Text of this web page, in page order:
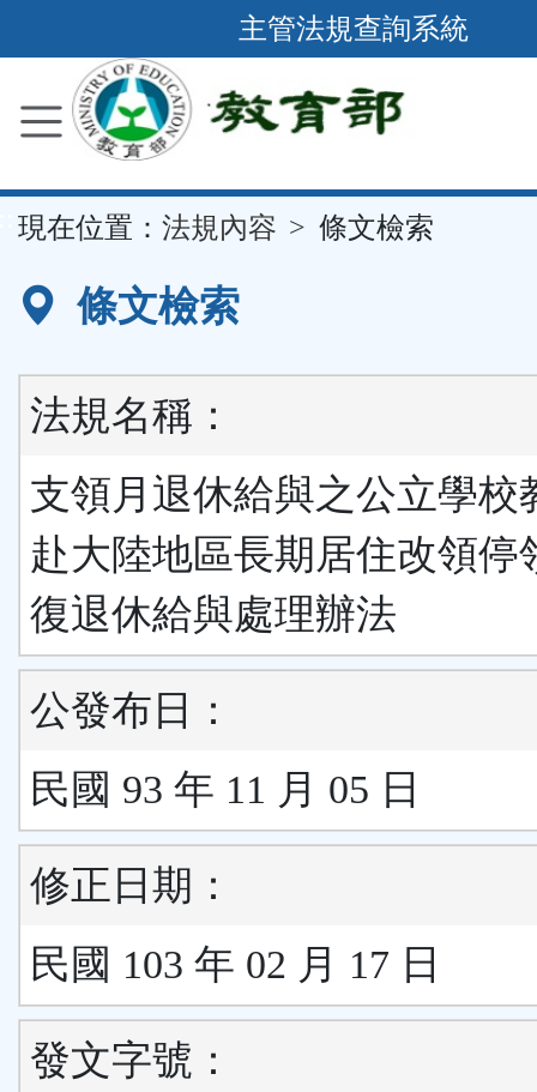
到
要
容
區
主管法規查詢系統
現在位置： 法規內容 條文檢索
條文檢索
法規名稱：
支領月退休給與之公立學校
赴大陸地區長期居住改領停
復退休給與處理辦法
公發布日：
民國 93 年 11 月 05 日
修正日期：
民國 103 年 02 月 17 日
發文字號：